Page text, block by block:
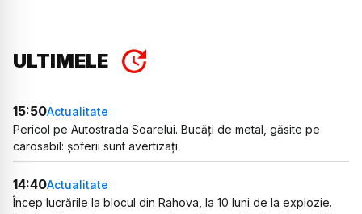
ULTIMELE
15:50Actualitate
Pericol pe Autostrada Soarelui. Bucăți de metal, găsite pe
carosabil: șoferii sunt avertizați
14:40Actualitate
Încep lucrările la blocul din Rahova, la 10 luni de la explozie.